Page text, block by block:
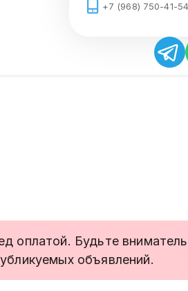
+7 (968) 750-41-54
оплатой. Будьте
объявлений.